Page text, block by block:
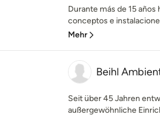
Durante más de 15
conceptos e
Mehr
Beihl
Seit über 45 Jahren
außergewöhnliche